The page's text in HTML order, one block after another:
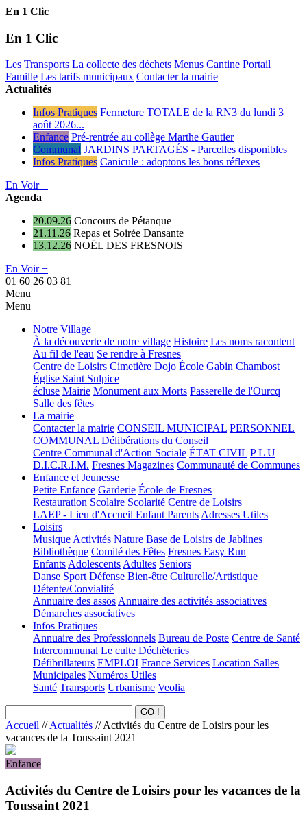
En 1 Clic
En 1 Clic
Les Transports La collecte des déchets Menus Cantine Portail
Famille Les tarifs municipaux Contacter la mairie
Actualités
Infos Pratiques Fermeture TOTALE de la RN3 du lundi 3
août 2026...
Enfance Pré-rentrée au collège Marthe Gautier
Communal JARDINS PARTAGÉS - Parcelles disponibles
Infos Pratiques Canicule : adoptons les bons réflexes
En Voir +
Agenda
20.09.26 Concours de Pétanque
21.11.26 Repas et Soirée Dansante
13.12.26 NOËL DES FRESNOIS
En Voir +
01 60 26 03 81
Menu
Menu
Notre Village
À la découverte de notre village Histoire Les noms racontent
Au fil de l'eau Se rendre à Fresnes
Centre de Loisirs Cimetière Dojo École Gabin Chambost
Église Saint Sulpice
écluse Mairie Monument aux Morts Passerelle de l'Ourcq
Salle des fêtes
La mairie
Contacter la mairie CONSEIL MUNICIPAL PERSONNEL
COMMUNAL Délibérations du Conseil
Centre Communal d'Action Sociale ÉTAT CIVIL P L U
D.I.C.R.I.M. Fresnes Magazines Communauté de Communes
Enfance et Jeunesse
Petite Enfance Garderie École de Fresnes
Restauration Scolaire Scolarité Centre de Loisirs
LAEP - Lieu d'Accueil Enfant ParentsAdresses Utiles
Loisirs
MusiqueActivités Nature Base de Loisirs de Jablines
Bibliothèque Comité des Fêtes Fresnes Easy Run
EnfantsAdolescentsAdultes Seniors
Danse Sport Défense Bien-être Culturelle/Artistique
Détente/Convialité
Annuaire des assosAnnuaire des activités associatives
Démarches associatives
Infos Pratiques
Annuaire des Professionnels Bureau de Poste Centre de Santé
Intercommunal Le culte Déchèteries
Défibrillateurs EMPLOI France Services Location Salles
Municipales Numéros Utiles
Santé Transports Urbanisme Veolia
Accueil //Actualités //Activités du Centre de Loisirs pour les
vacances de la Toussaint 2021
Enfance
Activités du Centre de Loisirs pour les vacances de la
Toussaint 2021